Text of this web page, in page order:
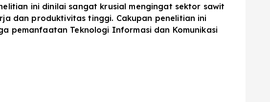
ini dinilai sangat krusial mengingat sektor sawit
dan produktivitas tinggi. Cakupan penelitian ini
pemanfaatan Teknologi Informasi dan Komunikasi